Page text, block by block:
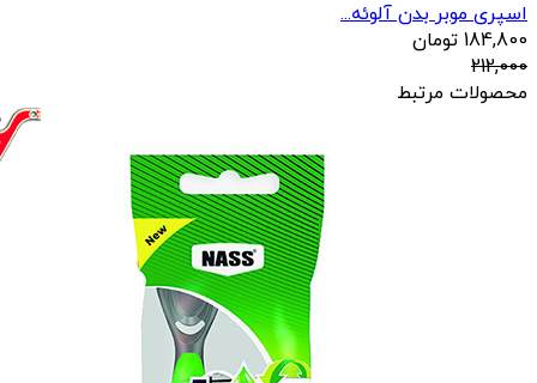
اسپری موبر بدن آلوئه...
184,800 تومان
212,000
محصولات مرتبط